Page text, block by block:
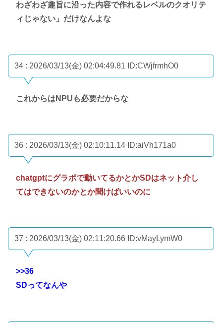
わざわざ趣旨に沿った内容で作れるレベルのクオリテ
ィじゃない」だけなんよな
34 : 2026/03/13(金) 02:04:49.81 ID:CWjfrmhO0
これからはNPUも必要だからな
36 : 2026/03/13(金) 02:10:11.14 ID:aiVh171a0
chatgptにグラボで動いてるかとかSDはネット介し
てはできないのかとか聞けばいいのに
37 : 2026/03/13(金) 02:11:20.66 ID:vMayLymW0
>>36
SDってなんや